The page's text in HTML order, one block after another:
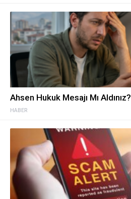
HABER
Ahsen Hukuk Mesajı Mı Aldınız?